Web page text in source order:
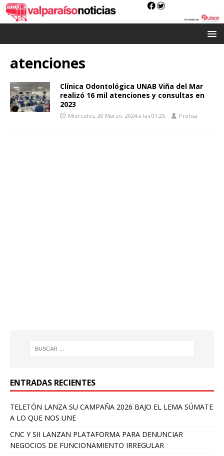
atenciones
Clínica Odontológica UNAB Viña del Mar
realizó 16 mil atenciones y consultas en
2023
Miércoles, 20 Marzo, 2024 a las 01:25 Prensa
ENTRADAS RECIENTES
TELETÓN LANZA SU CAMPAÑA 2026 BAJO EL LEMA SÚMATE
A LO QUE NOS UNE
CNC Y SII LANZAN PLATAFORMA PARA DENUNCIAR
NEGOCIOS DE FUNCIONAMIENTO IRREGULAR